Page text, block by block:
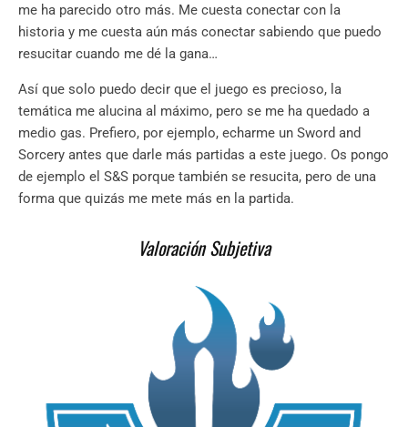
me ha parecido otro más. Me cuesta conectar con la
historia y me cuesta aún más conectar sabiendo que puedo
resucitar cuando me dé la gana…
Así que solo puedo decir que el juego es precioso, la
temática me alucina al máximo, pero se me ha quedado a
medio gas. Prefiero, por ejemplo, echarme un Sword and
Sorcery antes que darle más partidas a este juego. Os pongo
de ejemplo el S&S porque también se resucita, pero de una
forma que quizás me mete más en la partida.
Valoración Subjetiva